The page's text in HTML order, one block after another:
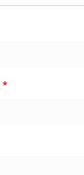
*